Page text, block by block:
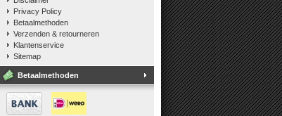
Privacy Policy
Betaalmethoden
Verzenden & retourneren
Klantenservice
Sitemap
Betaalmethoden